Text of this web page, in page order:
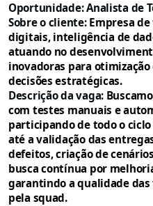
Oportunidade: Analista de
Sobre o cliente: Empresa
digitais, inteligência de
atuando no
inovadoras para
decisões estratégicas.
Descrição da vaga:
com testes manuais e
participando de todo o
até a validação das
defeitos, criação de
busca contínua por
garantindo a qualidade
pela squad.